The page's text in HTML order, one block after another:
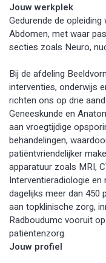
Jouw werkplek
Gedurende de
Abdomen, met waar
secties zoals Neuro,
Bij de afdeling
interventies, onderwijs
richten ons op drie
Geneeskunde en
aan vroegtijdige
behandelingen,
patiëntvriendelijker
apparatuur zoals MRI,
Interventieradiologie en
dagelijks meer dan 450
aan topklinische zorg,
Radboudumc vooruit
patiëntenzorg.
Jouw profiel